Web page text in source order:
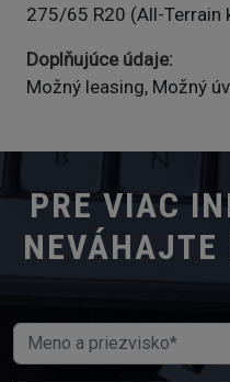
275/65 R20 (All-Terrain
Doplňujúce údaje
Možný leasing, Možný
PRE VIAC
NEVÁHAJTE
Meno a priezvisko